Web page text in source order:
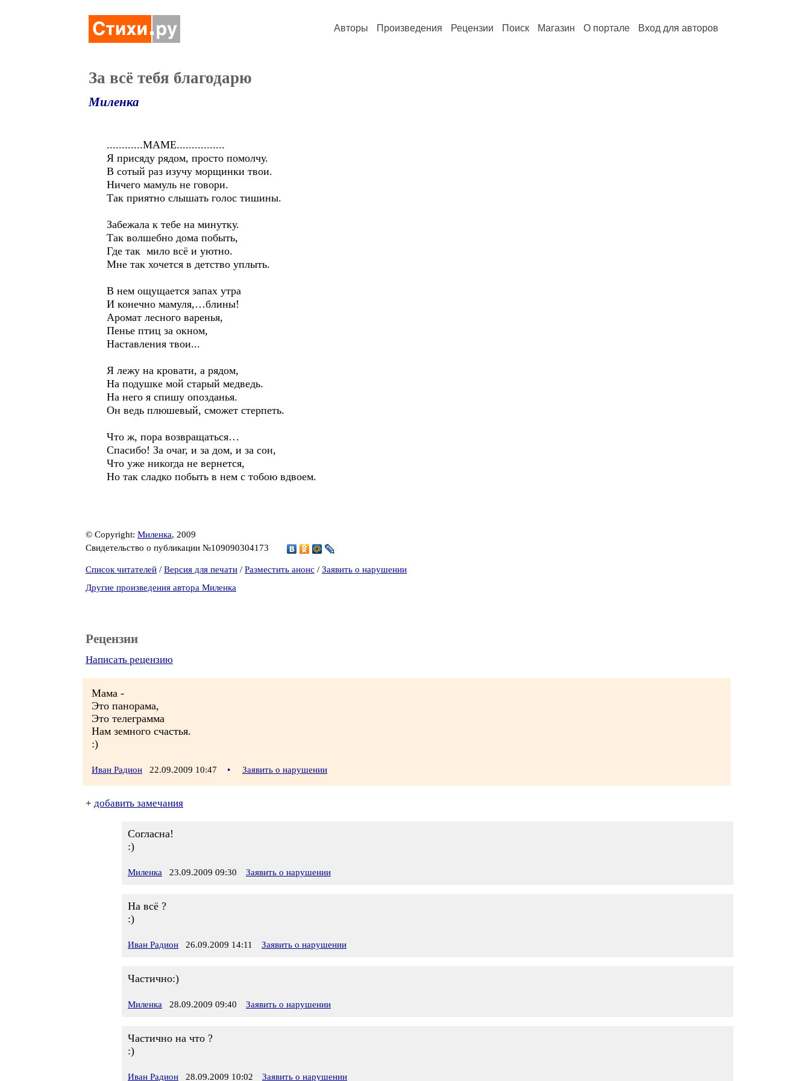
Авторы Произведения Рецензии Поиск Магазин О портале Вход для авторов
За всё тебя благодарю
Миленка
............МАМЕ................
Я присяду рядом, просто помолчу.
В сотый раз изучу морщинки твои.
Ничего мамуль не говори.
Так приятно слышать голос тишины.
Забежала к тебе на минутку.
Так волшебно дома побыть,
Где так мило всё и уютно.
Мне так хочется в детство уплыть.
В нем ощущается запах утра
И конечно мамуля,…блины!
Аромат лесного варенья,
Пенье птиц за окном,
Наставления твои...
Я лежу на кровати, а рядом,
На подушке мой старый медведь.
На него я спишу опозданья.
Он ведь плюшевый, сможет стерпеть.
Что ж, пора возвращаться…
Спасибо! За очаг, и за дом, и за сон,
Что уже никогда не вернется,
Но так сладко побыть в нем с тобою вдвоем.
© Copyright: Миленка, 2009
Свидетельство о публикации №109090304173
Список читателей / Версия для печати / Разместить анонс / Заявить о нарушении
Другие произведения автора Миленка
Рецензии
Написать рецензию
Мама -
Это панорама,
Это телеграмма
Нам земного счастья.
:)
Иван Радион 22.09.2009 10:47 • Заявить о нарушении
+ добавить замечания
Согласна!
:)
Миленка 23.09.2009 09:30 Заявить о нарушении
На всё ?
:)
Иван Радион 26.09.2009 14:11 Заявить о нарушении
Частично:)
Миленка 28.09.2009 09:40 Заявить о нарушении
Частично на что ?
:)
Иван Радион 28.09.2009 10:02 Заявить о нарушении